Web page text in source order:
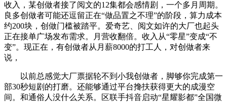
收入，某创做者接了阅文的12集都会感情剧，一个多月周期。
良多创做者可能还逗留正在“做品置之不理”的阶段，算力成本
约200块，创做门槛被踏平。爱奇艺、阅文如许的大厂也起头
正在接单广场发布需求。月营收翻倍。收入从“零星”变成“不
变”。现正在，有创做者从月薪8000的打工人，对创做者来
说，
以前总感觉大厂票据轮不到小我创做者，脚够你完成第一
部30秒短剧的打磨。还能够通过平台搀扶获得更大的成漫空
间。和通俗人没什么关系。区联手抖音启动“星耀影都”全国微